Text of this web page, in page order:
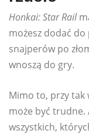
Honkai: Star Rail
możesz dodać do
snajperów po
wnoszą do gry.
Mimo to, przy tak
może być
wszystkich,